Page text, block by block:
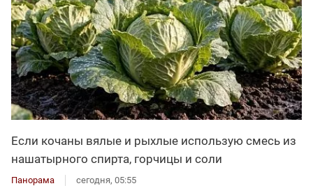
Если кочаны вялые и рыхлые использую смесь из
нашатырного спирта, горчицы и соли
Панорама сегодня, 05:55